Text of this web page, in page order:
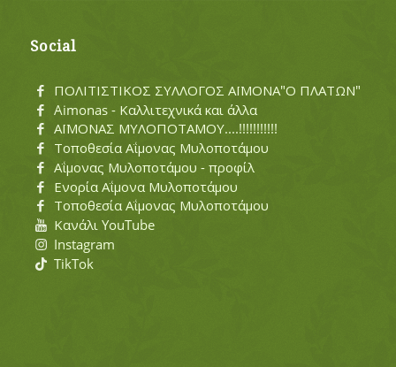
Social
ΠΟΛΙΤΙΣΤΙΚΟΣ ΣΥΛΛΟΓΟΣ ΑΪΜΟΝΑ"Ο ΠΛΑΤΩΝ"
Aimonas - Καλλιτεχνικά και άλλα
ΑΪΜΟΝΑΣ ΜΥΛΟΠΟΤΑΜΟΥ....!!!!!!!!!!!
Τοποθεσία Αΐμονας Μυλοποτάμου
Αΐμονας Μυλοποτάμου - προφίλ
Ενορία Αΐμονα Μυλοποτάμου
Τοποθεσία Αΐμονας Μυλοποτάμου
Κανάλι YouTube
Instagram
TikTok